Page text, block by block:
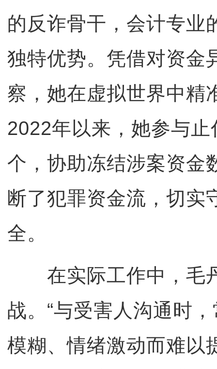
的反诈骨干，会计专业
独特优势。凭借对资金
察，她在虚拟世界中精
2022年以来，她参与
个，协助冻结涉案资金
断了犯罪资金流，切实
全。
在实际工作中，毛
战。“与受害人沟通时
模糊、情绪激动而难以